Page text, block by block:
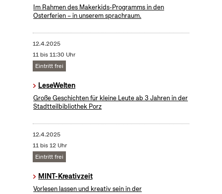
Im Rahmen des Makerkids-Programms in den
Osterferien – in unserem sprachraum.
12.4.2025
11 bis 11:30 Uhr
Eintritt frei
LeseWelten
Große Geschichten für kleine Leute ab 3 Jahren in der
Stadtteilbibliothek Porz
12.4.2025
11 bis 12 Uhr
Eintritt frei
MINT-Kreativzeit
Vorlesen lassen und kreativ sein in der